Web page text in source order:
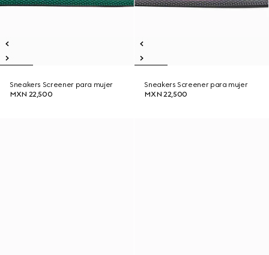
Sneakers Screener para mujer
MXN 22,500
Sneakers Screener para mujer
MXN 22,500